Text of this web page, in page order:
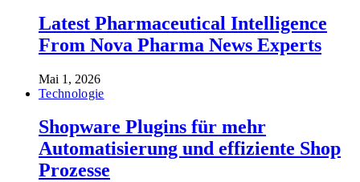
Latest Pharmaceutical Intelligence
From Nova Pharma News Experts
Mai 1, 2026
Technologie
Shopware Plugins für mehr
Automatisierung und effiziente Shop
Prozesse